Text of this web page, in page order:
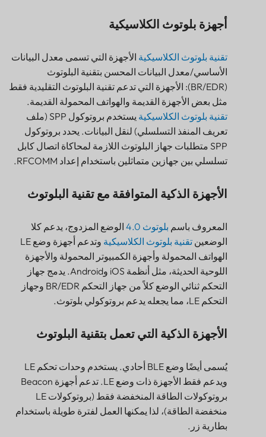
أجهزة بلوتوث الكلاسيكية
الأجهزة الذكية المتوافقة مع تقنية البلوتوث
الأجهزة الذكية التي تعمل بتقنية البلوتوث
بلوتوث BR/EDR مقابل بلوتوث LE
بلوتوث BR/EDR مقابل بلوتوث LE - مقارنة التطبيقات
أجهزة بلوتوث الكلاسيكية
تقنية بلوتوث الكلاسيكية الأجهزة التي تسمى معدل البيانات
الأساسي/معدل البيانات المحسن بتقنية البلوتوث
(BR/EDR): الأجهزة التي تدعم تقنية البلوتوث التقليدية فقط
مثل بعض الأجهزة القديمة والهواتف المحمولة القديمة.
تقنية بلوتوث الكلاسيكية
يستخدم بروتوكول SPP (ملف
تعريف المنفذ التسلسلي) لنقل البيانات. يحدد بروتوكول
SPP متطلبات جهاز البلوتوث اللازمة لمحاكاة اتصال كابل
تسلسلي بين جهازين متماثلين باستخدام إعداد RFCOMM.
الأجهزة الذكية المتوافقة مع تقنية البلوتوث
المعروف باسم بلوتوث 4.0
الوضع المزدوج، يدعم كلا
الوضعين تقنية بلوتوث الكلاسيكية
وتدعم أجهزة وضع LE
الهواتف المحمولة وأجهزة الكمبيوتر المحمولة والأجهزة
اللوحية الحديثة، مثل أنظمة iOS وAndroid. يدمج جهاز
التحكم ثنائي الوضع كلاً من جهاز التحكم BR/EDR وجهاز
التحكم LE، مما يجعله يدعم بروتوكولي بلوتوث.
الأجهزة الذكية التي تعمل بتقنية البلوتوث
يُسمى أيضًا وضع BLE أحادي. يستخدم وحدات تحكم LE
ويدعم فقط الأجهزة ذات وضع LE. تدعم أجهزة Beacon
بروتوكولات الطاقة المنخفضة فقط (بروتوكولات LE
منخفضة الطاقة)، لذا يمكنها العمل لفترة طويلة باستخدام
بطارية زر.